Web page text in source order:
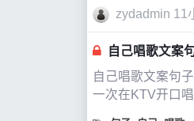
zydadmin 11
自己唱歌文案
自己唱歌文案句
一次在KTV开口